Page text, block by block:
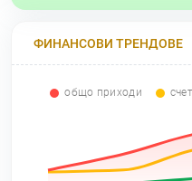
ФИНАНСОВИ ТРЕНДОВЕ
общо приходи